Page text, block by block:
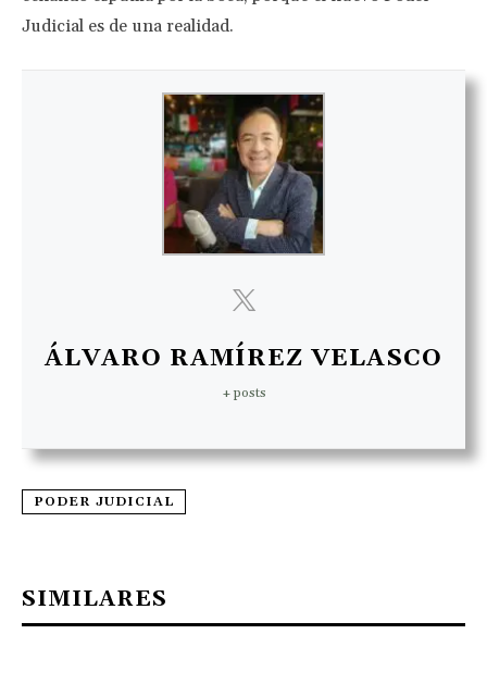
Judicial es de una realidad.
ÁLVARO RAMÍREZ VELASCO
+ posts
PODER JUDICIAL
SIMILARES